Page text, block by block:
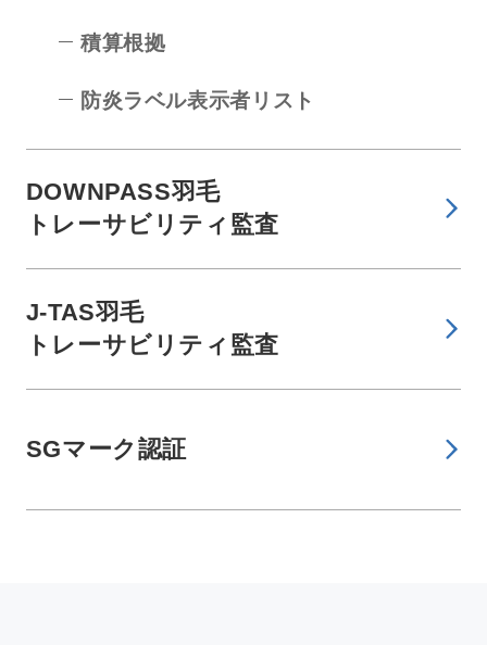
積算根拠
防炎ラベル表示者リスト
DOWNPASS羽毛
トレーサビリティ監査
J-TAS羽毛
トレーサビリティ監査
SGマーク認証